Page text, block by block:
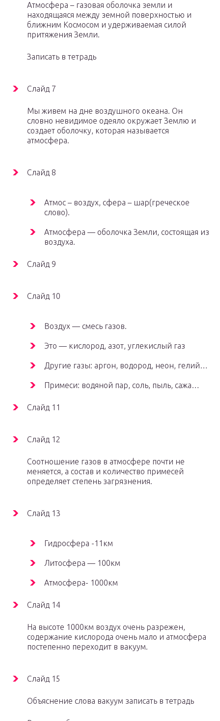
Атмосфера – газовая оболочка земли и
находящаяся между земной поверхностью и
ближним Космосом и удерживаемая силой
притяжения Земли.
Записать в тетрадь
Слайд 7
Мы живем на дне воздушного океана. Он
словно невидимое одеяло окружает Землю и
создает оболочку, которая называется
атмосфера.
Слайд 8
Атмос – воздух, сфера – шар(греческое
слово).
Атмосфера — оболочка Земли, состоящая из
воздуха.
Слайд 9
Слайд 10
Воздух — смесь газов.
Это — кислород, азот, углекислый газ
Другие газы: аргон, водород, неон, гелий…
Примеси: водяной пар, соль, пыль, сажа…
Слайд 11
Слайд 12
Соотношение газов в атмосфере почти не
меняется, а состав и количество примесей
определяет степень загрязнения.
Слайд 13
Гидросфера -11км
Литосфера — 100км
Атмосфера- 1000км
Слайд 14
На высоте 1000км воздух очень разрежен,
содержание кислорода очень мало и атмосфера
постепенно переходит в вакуум.
Слайд 15
Объяснение слова вакуум записать в тетрадь